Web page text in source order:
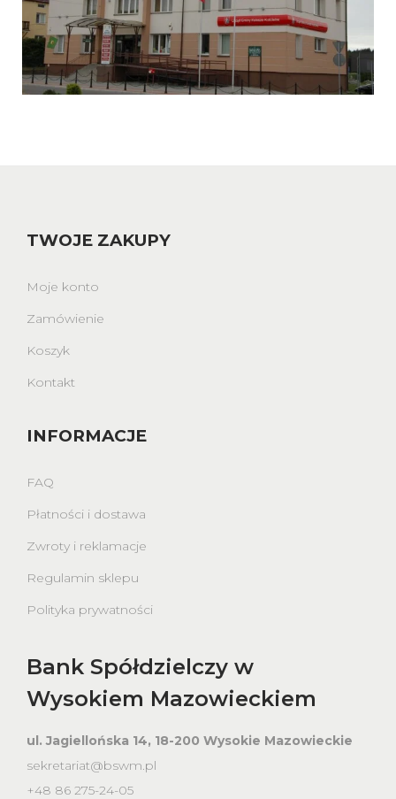
TWOJE ZAKUPY
Moje konto
Zamówienie
Koszyk
Kontakt
INFORMACJE
FAQ
Płatności i dostawa
Zwroty i reklamacje
Regulamin sklepu
Polityka prywatności
Bank Spółdzielczy w
Wysokiem Mazowieckiem
ul. Jagiellońska 14, 18-200 Wysokie Mazowieckie
sekretariat@bswm.pl
+48 86 275-24-05